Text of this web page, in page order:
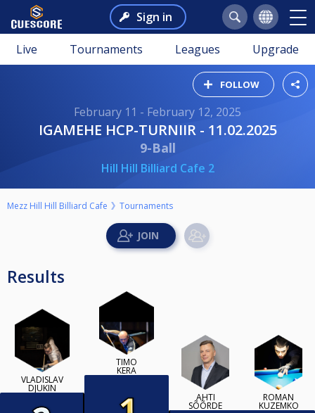
Sign in
Live Tournaments Leagues Upgrade
FOLLOW
February 11 - February 12, 2025
IGAMEHE HCP-TURNIIR - 11.02.2025
9-Ball
Hill Hill Billiard Cafe 2
Mezz Hill Hill Billiard Cafe Tournaments
Results
VLADISLAV
DJUKIN
TIMO
KERA
AHTI
SÕÕRDE
ROMAN
KUZEMKO